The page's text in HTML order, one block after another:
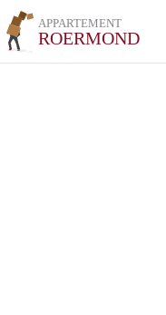
APPARTEMENT
ROERMOND